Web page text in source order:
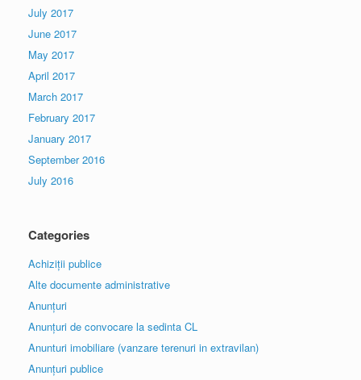
July 2017
June 2017
May 2017
April 2017
March 2017
February 2017
January 2017
September 2016
July 2016
Categories
Achiziții publice
Alte documente administrative
Anunțuri
Anunțuri de convocare la sedinta CL
Anunturi imobiliare (vanzare terenuri in extravilan)
Anunțuri publice